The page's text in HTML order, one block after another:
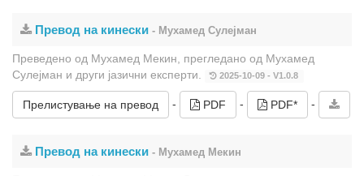
Превод на кинески - Мухамед Сулејман
Преведено од Мухамед Мекин, прегледано од Мухамед
Сулејман и други јазични експерти.
2025-10-09 - V1.0.8
Прелистување на превод - PDF - PDF* -
Превод на кинески - Мухамед Мекин